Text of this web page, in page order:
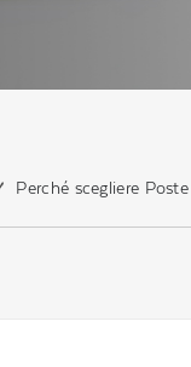
Perché scegliere Poste